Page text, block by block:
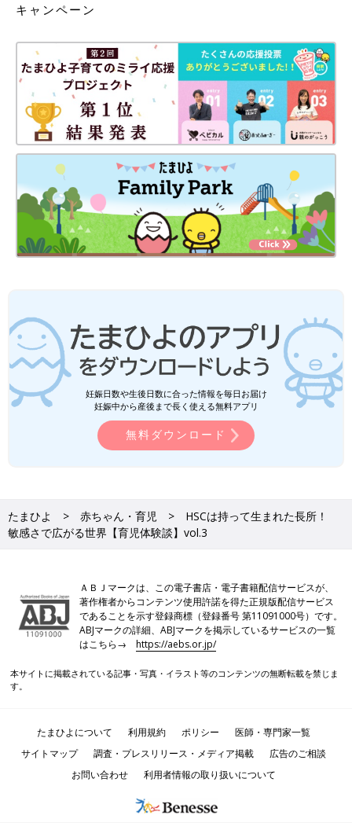
キャンペーン
妊娠日数や生後日数に合った情報を毎日お届け
妊娠中から産後まで長く使える無料アプリ
無料ダウンロード
たまひよ 赤ちゃん・育児
HSCは持って生まれた長所！
敏感さで広がる世界【育児体験談】vol.3
ＡＢＪマークは、この電子書店・電子書籍配信サービスが、
著作権者からコンテンツ使用許諾を得た正規版配信サービス
であることを示す登録商標（登録番号 第11091000号）です。
ABJマークの詳細、ABJマークを掲示しているサービスの一覧
はこちら→https://aebs.or.jp/
本サイトに掲載されている記事・写真・イラスト等のコンテンツの無断転載を禁じま
す。
たまひよについて 利用規約 ポリシー
医師・専門家一覧
サイトマップ
調査・プレスリリース・メディア掲載
広告のご相談
お問い合わせ
利用者情報の取り扱いについて